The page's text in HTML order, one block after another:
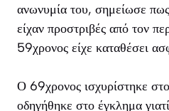
ανωνυμία του, σημείωσε
είχαν προστριβές από τον
59χρονος είχε καταθέσει
Ο 69χρονος ισχυρίστηκε
οδηγήθηκε στο έγκλημα